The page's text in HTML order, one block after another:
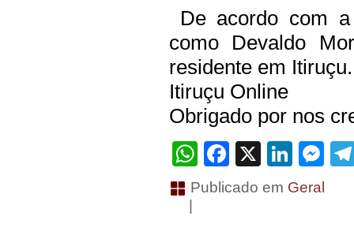
De acordo com
como Devaldo
residente em Itiruçu.
Itiruçu Online
Obrigado por nos
WhatsApp
Facebook
X
Publicado em Geral